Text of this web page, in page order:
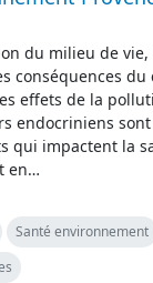
du milieu de vie,
conséquences
effets de la
endocriniens
qui impactent la
en…
Santé environnement